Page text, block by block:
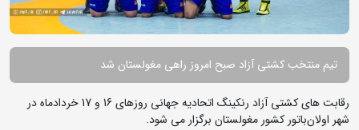
تیم منتخب کشتی آزاد صبح امروز راهی مغولستان شد
رقابت های کشتی آزاد رنکینگ اتحادیه جهانی روزهای 16 و 17 خردادماه در
شهر اولان‌باتور کشور مغولستان برگزار می شود.